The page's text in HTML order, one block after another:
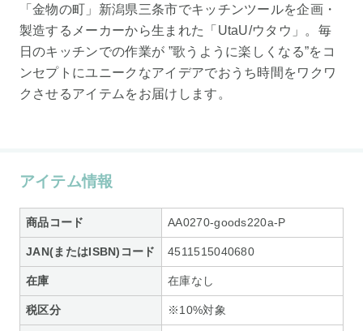
「金物の町」新潟県三条市でキッチンツールを企画・
製造するメーカーから生まれた「UtaU/ウタウ」。毎
日のキッチンでの作業が ”歌うように楽しくなる”をコ
ンセプトにユニークなアイデアでおうち時間をワクワ
クさせるアイテムをお届けします。
アイテム情報
商品コード AA0270-goods220a-P
JAN(またはISBN)コード 4511515040680
在庫 在庫なし
税区分 ※10%対象